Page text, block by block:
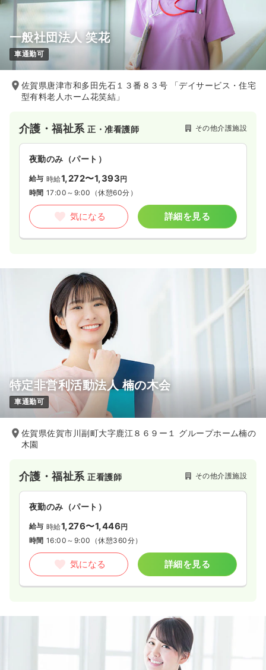
一般社団法人 笑花
車通勤可
佐賀県唐津市和多田先石１３番８３号 「デイサービス・住宅
型有料老人ホーム花笑結」
介護・福祉系正・准看護師 その他介護施設
夜勤のみ（パート）
給与 時給1,272〜1,393円
時間 17:00～9:00 （休憩60分）
気になる 詳細を見る
特定非営利活動法人 楠の木会
車通勤可
佐賀県佐賀市川副町大字鹿江８６９ー１ グループホーム楠の
木園
介護・福祉系正看護師 その他介護施設
夜勤のみ（パート）
給与 時給1,276〜1,446円
時間 16:00～9:00 （休憩360分）
気になる 詳細を見る